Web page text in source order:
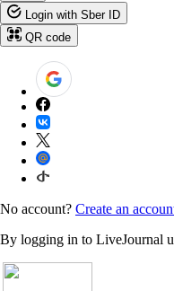
Login with Sber ID
QR code
No account? Create an
By logging in to LiveJournal